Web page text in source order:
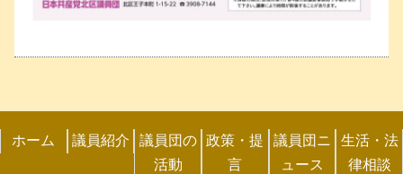
ホーム 議員紹介
議員団の
活動
政策・提
言
議員団ニ
ュース
生活・法
律相談